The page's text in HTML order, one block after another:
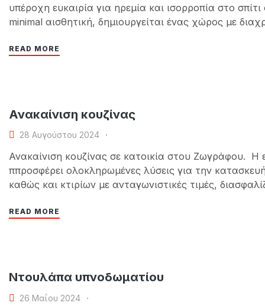
υπέροχη ευκαιρία για ηρεμία και ισορροπία στο
minimal αισθητική, δημιουργείται ένας χώρος με
READ MORE
Ανακαίνιση κουζίνας
28 Αυγούστου 2024
Ανακαίνιση κουζίνας σε κατοικία στου Ζωγράφου. Η
ππροσφέρει ολοκληρωμένες λύσεις για την
καθώς και κτιρίων με ανταγωνιστικές τιμές,
READ MORE
Ντουλάπα υπνoδωματίου
26 Μαΐου 2024